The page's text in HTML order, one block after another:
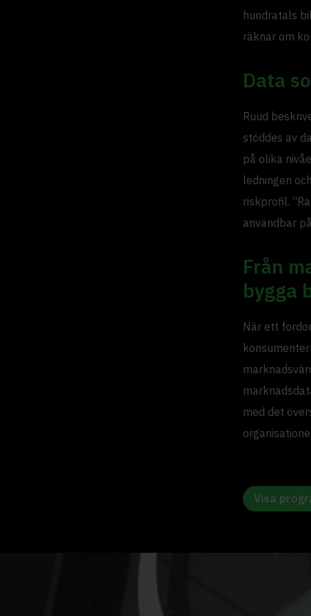
hundratals
räknar om
Data
Ruud
stöddes av
på olika
ledningen
riskprofil.
användbar
Från
bygga
När ett
med det
Visa